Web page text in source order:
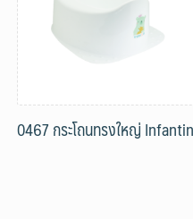
0467 กระโถนทรงใหญ่